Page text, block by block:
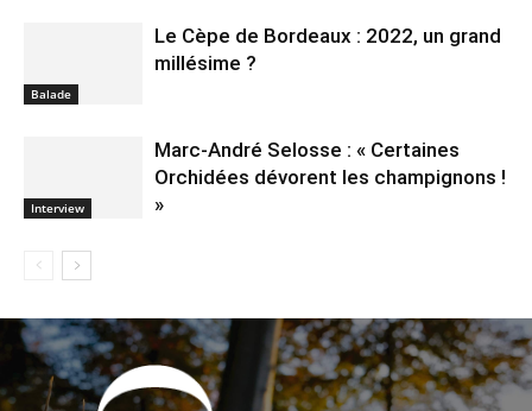
Balade
Le Cèpe de Bordeaux : 2022, un grand
millésime ?
Interview
Marc-André Selosse : « Certaines
Orchidées dévorent les champignons !
»